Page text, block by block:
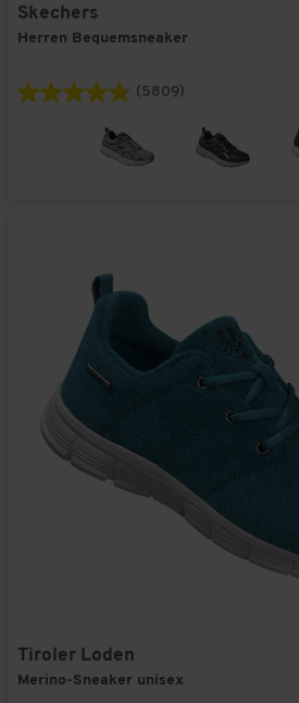
Skechers
Herren Bequemsneaker
(5809)
Tiroler Loden
Merino-Sneaker unisex